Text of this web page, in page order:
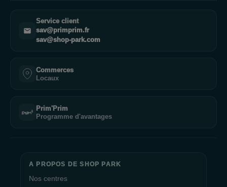
Service client
sav@primprim.fr
sav@shop-park.com
Commerces
Locaux
Prim'Prim
Programme d'avantages
A PROPOS DE SHOP PARK
Nos centres